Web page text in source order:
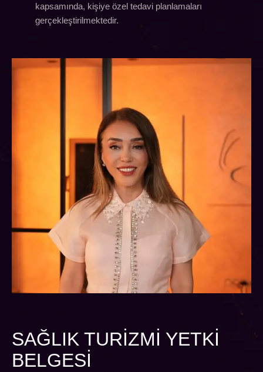
kapsamında, kişiye özel tedavi planlamaları
gerçekleştirilmektedir.
SAĞLIK TURIZMI YETKI
BELGESI